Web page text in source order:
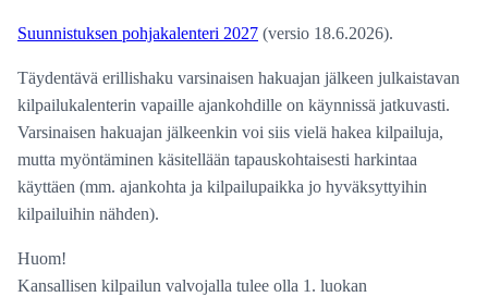
Suunnistuksen pohjakalenteri 2027 (versio 18.6.2026).
Täydentävä erillishaku varsinaisen hakuajan jälkeen julkaistavan
kilpailukalenterin vapaille ajankohdille on käynnissä jatkuvasti.
Varsinaisen hakuajan jälkeenkin voi siis vielä hakea kilpailuja,
mutta myöntäminen käsitellään tapauskohtaisesti harkintaa
käyttäen (mm. ajankohta ja kilpailupaikka jo hyväksyttyihin
kilpailuihin nähden).
Huom!
Kansallisen kilpailun valvojalla tulee olla 1. luokan